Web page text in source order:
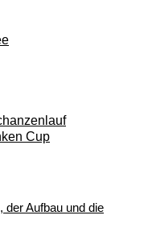
der Aufbau und die
Cup